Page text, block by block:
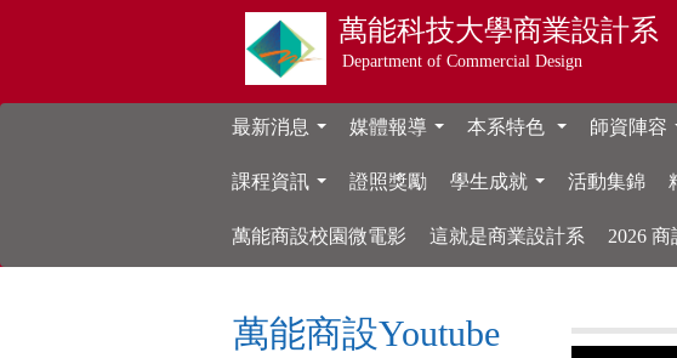
萬能科技大學商業設計系
Department of Commercial Design
最新消息 媒體報導 本系特色 師資陣容
課程資訊
證照獎勵 學生成就 活動集錦
萬能商設校園微電影
這就是商業設計系 2026
萬能商設Youtube